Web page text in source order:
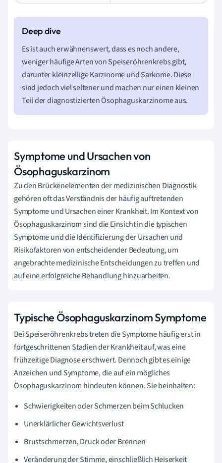
Es ist auch erwähnenswert, dass es noch andere,
weniger häufige Arten von Speiseröhrenkrebs gibt,
darunter kleinzellige Karzinome und Sarkome. Diese
sind jedoch viel seltener und machen nur einen kleinen
Teil der diagnostizierten Ösophaguskarzinome aus.
Symptome und Ursachen von
Ösophaguskarzinom
Zu den Brückenelementen der medizinischen Diagnostik
gehören oft das Verständnis der häufig auftretenden
Symptome und Ursachen einer Krankheit. Im Kontext von
Ösophaguskarzinom sind die Einsicht in die typischen
Symptome und die Identifizierung der Ursachen und
Risikofaktoren von entscheidender Bedeutung, um
angebrachte medizinische Entscheidungen zu treffen und
auf eine erfolgreiche Behandlung hinzuarbeiten.
Typische Ösophaguskarzinom Symptome
Bei Speiseröhrenkrebs treten die Symptome häufig erst in
fortgeschrittenen Stadien der Krankheit auf, was eine
frühzeitige Diagnose erschwert. Dennoch gibt es einige
Anzeichen und Symptome, die auf ein mögliches
Ösophaguskarzinom hindeuten können. Sie beinhalten:
Schwierigkeiten oder Schmerzen beim Schlucken
Unerklärlicher Gewichtsverlust
Brustschmerzen, Druck oder Brennen
Veränderung der Stimme, einschließlich Heiserkeit